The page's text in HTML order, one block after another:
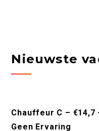
Nieuwste
Chauffeur C – €14,7
Geen Ervaring